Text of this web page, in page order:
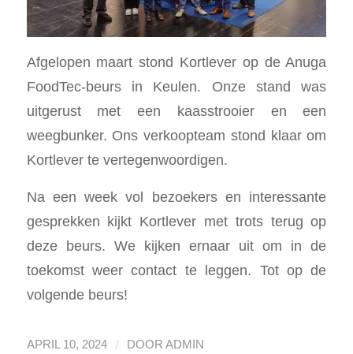
Afgelopen maart stond Kortlever op de Anuga
FoodTec-beurs in Keulen. Onze stand was
uitgerust met een kaasstrooier en een
weegbunker. Ons verkoopteam stond klaar om
Kortlever te vertegenwoordigen.
Na een week vol bezoekers en interessante
gesprekken kijkt Kortlever met trots terug op
deze beurs. We kijken ernaar uit om in de
toekomst weer contact te leggen. Tot op de
volgende beurs!
APRIL 10, 2024 / DOOR ADMIN